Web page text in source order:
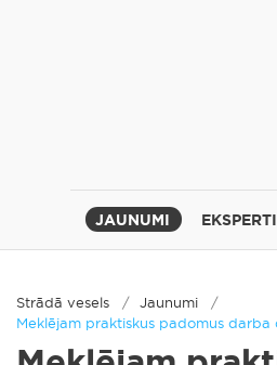
JAUNUMI
Strādā vesels
Jaunumi
Meklējam praktiskus padomus